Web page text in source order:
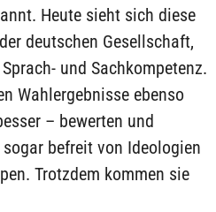
Heute sieht sich diese
deutschen Gesellschaft,
und Sachkompetenz.
Wahlergebnisse ebenso
– bewerten und
befreit von Ideologien
Trotzdem kommen sie